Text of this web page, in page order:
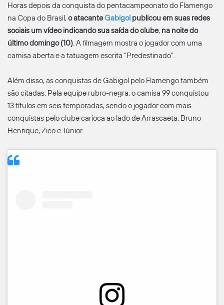
Horas depois da conquista do pentacampeonato do Flamengo
na Copa do Brasil,o atacanteGabigol publicou em suas redes
sociais um vídeo indicando sua saída do clube, na noite do
último domingo (10). A filmagem mostra o jogador com uma
camisa aberta e a tatuagem escrita “Predestinado”.
Além disso, as conquistas de Gabigol pelo Flamengo também
são citadas. Pela equipe rubro-negra, o camisa 99 conquistou
13 títulos em seis temporadas, sendo o jogador com mais
conquistas pelo clube carioca ao lado de Arrascaeta, Bruno
Henrique, Zico e Júnior.